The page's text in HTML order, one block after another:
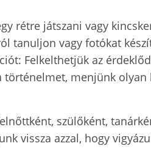
rétre játszani vagy
tanuljon vagy fotókat
Felkelthetjük az
történelmet, menjünk
szülőként,
vissza azzal, hogy